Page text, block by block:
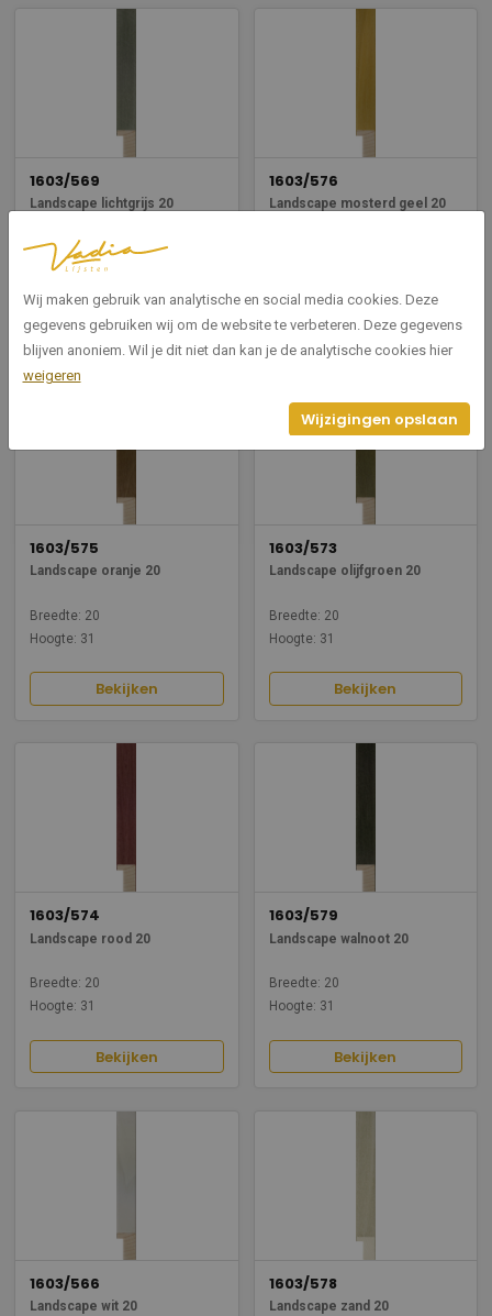
1603/569
Landscape lichtgrijs 20
Breedte: 20
Hoogte: 31
Bekijken
1603/576
Landscape mosterd geel 20
Bekijken
1603/575
Landscape oranje 20
Breedte: 20
Hoogte: 31
Bekijken
1603/573
Landscape olijfgroen 20
Breedte: 20
Hoogte: 31
Bekijken
1603/574
Landscape rood 20
Breedte: 20
Hoogte: 31
Bekijken
1603/579
Landscape walnoot 20
Breedte: 20
Hoogte: 31
Bekijken
1603/566
Landscape wit 20
1603/578
Landscape zand 20
Wij maken gebruik van analytische en social media cookies. Deze
gegevens gebruiken wij om de website te verbeteren. Deze gegevens
blijven anoniem. Wil je dit niet dan kan je de analytische cookies hier
weigeren
Wijzigingen opslaan